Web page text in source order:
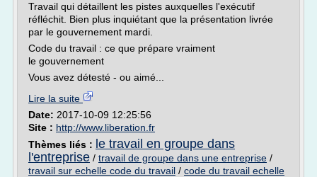
Travail qui détaillent les pistes auxquelles l'exécutif
réfléchit. Bien plus inquiétant que la présentation livrée
par le gouvernement mardi.
Code du travail : ce que prépare vraiment
le gouvernement
Vous avez détesté - ou aimé...
Lire la suite
Date: 2017-10-09 12:25:56
Site : http://www.liberation.fr
Thèmes liés : le travail en groupe dans
l'entreprise / travail de groupe dans une entreprise /
travail sur echelle code du travail / code du travail echelle